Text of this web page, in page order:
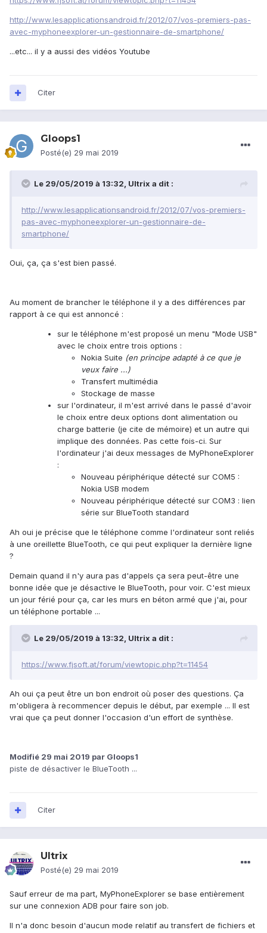
http://www.lesapplicationsandroid.fr/2012/07/vos-premiers-pas-
avec-myphoneexplorer-un-gestionnaire-de-smartphone/
...etc... il y a aussi des vidéos Youtube
Citer
Gloops1
Posté(e) 29 mai 2019
Le 29/05/2019 à 13:32, Ultrix a dit :
http://www.lesapplicationsandroid.fr/2012/07/vos-premiers-
pas-avec-myphoneexplorer-un-gestionnaire-de-
smartphone/
Oui, ça, ça s'est bien passé.
Au moment de brancher le téléphone il y a des différences par
rapport à ce qui est annoncé :
sur le téléphone m'est proposé un menu "Mode USB"
avec le choix entre trois options :
Nokia Suite (en principe adapté à ce que je
veux faire ...)
Transfert multimédia
Stockage de masse
sur l'ordinateur, il m'est arrivé dans le passé d'avoir
le choix entre deux options dont alimentation ou
charge batterie (je cite de mémoire) et un autre qui
implique des données. Pas cette fois-ci. Sur
l'ordinateur j'ai deux messages de MyPhoneExplorer
:
Nouveau périphérique détecté sur COM5 :
Nokia USB modem
Nouveau périphérique détecté sur COM3 : lien
série sur BlueTooth standard
Ah oui je précise que le téléphone comme l'ordinateur sont reliés
à une oreillette BlueTooth, ce qui peut expliquer la dernière ligne
?
Demain quand il n'y aura pas d'appels ça sera peut-être une
bonne idée que je désactive le BlueTooth, pour voir. C'est mieux
un jour férié pour ça, car les murs en béton armé que j'ai, pour
un téléphone portable ...
Le 29/05/2019 à 13:32, Ultrix a dit :
https://www.fjsoft.at/forum/viewtopic.php?t=11454
Ah oui ça peut être un bon endroit où poser des questions. Ça
m'obligera à recommencer depuis le début, par exemple ... Il est
vrai que ça peut donner l'occasion d'un effort de synthèse.
Modifié 29 mai 2019 par Gloops1
piste de désactiver le BlueTooth ...
Citer
Ultrix
Posté(e) 29 mai 2019
Sauf erreur de ma part, MyPhoneExplorer se base entièrement
sur une connexion ADB pour faire son job.
Il n'a donc besoin d'aucun mode relatif au transfert de fichiers et